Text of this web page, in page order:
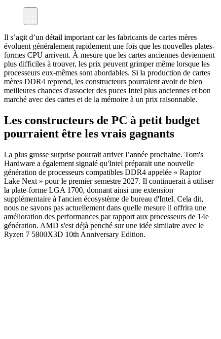
Il s’agit d’un détail important car les fabricants de cartes mères
évoluent généralement rapidement une fois que les nouvelles plates-
formes CPU arrivent. À mesure que les cartes anciennes deviennent
plus difficiles à trouver, les prix peuvent grimper même lorsque les
processeurs eux-mêmes sont abordables. Si la production de cartes
mères DDR4 reprend, les constructeurs pourraient avoir de bien
meilleures chances d'associer des puces Intel plus anciennes et bon
marché avec des cartes et de la mémoire à un prix raisonnable.
Les constructeurs de PC à petit budget
pourraient être les vrais gagnants
La plus grosse surprise pourrait arriver l’année prochaine. Tom's
Hardware a également signalé qu'Intel préparait une nouvelle
génération de processeurs compatibles DDR4 appelée « Raptor
Lake Next » pour le premier semestre 2027. Il continuerait à utiliser
la plate-forme LGA 1700, donnant ainsi une extension
supplémentaire à l'ancien écosystème de bureau d'Intel. Cela dit,
nous ne savons pas actuellement dans quelle mesure il offrira une
amélioration des performances par rapport aux processeurs de 14e
génération. AMD s'est déjà penché sur une idée similaire avec le
Ryzen 7 5800X3D 10th Anniversary Edition.